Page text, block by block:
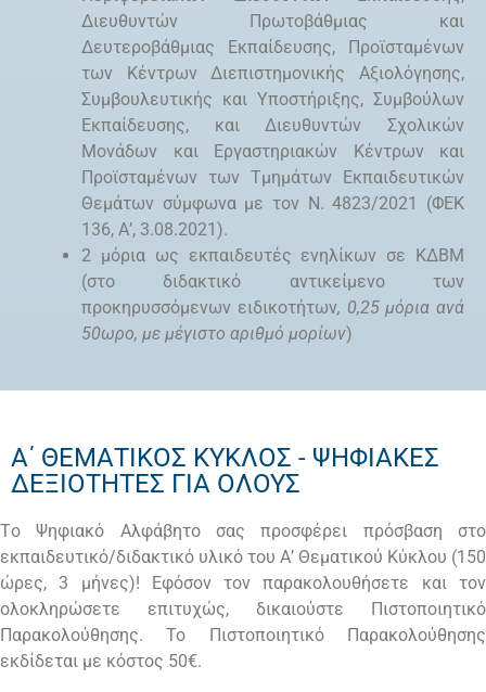
Διευθυντών Πρωτοβάθμιας και
Δευτεροβάθμιας Εκπαίδευσης, Προϊσταμένων
των Κέντρων Διεπιστημονικής Αξιολόγησης,
Συμβουλευτικής και Υποστήριξης, Συμβούλων
Εκπαίδευσης, και Διευθυντών Σχολικών
Μονάδων και Εργαστηριακών Κέντρων και
Προϊσταμένων των Τμημάτων Εκπαιδευτικών
Θεμάτων σύμφωνα με τον Ν. 4823/2021 (ΦΕΚ
136, Α’, 3.08.2021).
2 μόρια ως εκπαιδευτές ενηλίκων σε ΚΔΒΜ
(στο διδακτικό αντικείμενο των
προκηρυσσόμενων ειδικοτήτων, 0,25 μόρια ανά
50ωρο, με μέγιστο αριθμό μορίων)
Α΄ ΘΕΜΑΤΙΚΟΣ ΚΥΚΛΟΣ - ΨΗΦΙΑΚΕΣ
ΔΕΞΙΟΤΗΤΕΣ ΓΙΑ ΟΛΟΥΣ
Tο Ψηφιακό Αλφάβητο σας προσφέρει πρόσβαση στο
εκπαιδευτικό/διδακτικό υλικό του Α’ Θεματικού Κύκλου (150
ώρες, 3 μήνες)! Eφόσον τον παρακολουθήσετε και τον
ολοκληρώσετε επιτυχώς, δικαιούστε Πιστοποιητικό
Παρακολούθησης. Το Πιστοποιητικό Παρακολούθησης
εκδίδεται με κόστος 50€.